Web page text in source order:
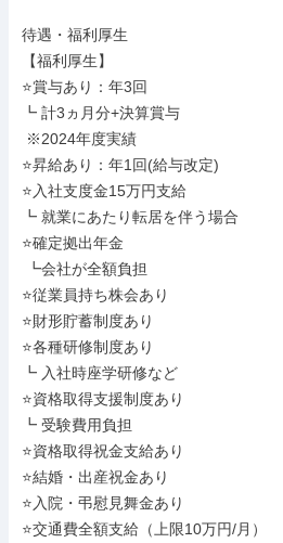
待遇・福利厚生
【福利厚生】
⭐賞与あり：年3回
┗ 計3ヵ月分+決算賞与
⭐昇給あり：年1回(給与改定)
⭐入社支度金15万円支給
┗ 就業にあたり転居を伴う場合
⭐確定拠出年金
⭐従業員持ち株会あり
⭐財形貯蓄制度あり
⭐各種研修制度あり
┗ 入社時座学研修など
⭐資格取得支援制度あり
┗ 受験費用負担
⭐資格取得祝金支給あり
⭐結婚・出産祝金あり
⭐入院・弔慰見舞金あり
⭐交通費全額支給（上限10万円/月）